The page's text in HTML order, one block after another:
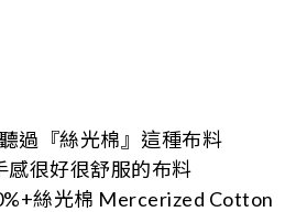
過『絲光棉』這種布料
感很好很舒服的布料
絲光棉 Mercerized Cotton